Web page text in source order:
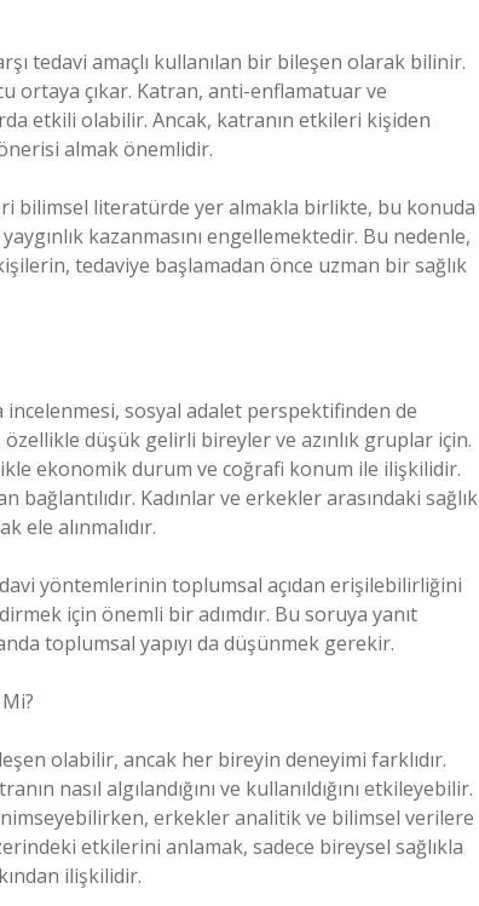
tedavi amaçlı kullanılan bir bileşen olarak bilinir.
ortaya çıkar. Katran, anti-enflamatuar ve
etkili olabilir. Ancak, katranın etkileri kişiden
almak önemlidir.
bilimsel literatürde yer almakla birlikte, bu konuda
kazanmasını engellemektedir. Bu nedenle,
tedaviye başlamadan önce uzman bir sağlık
sosyal adalet perspektifinden de
düşük gelirli bireyler ve azınlık gruplar için.
ekonomik durum ve coğrafi konum ile ilişkilidir.
Kadınlar ve erkekler arasındaki sağlık
ele alınmalıdır.
yöntemlerinin toplumsal açıdan erişilebilirliğini
için önemli bir adımdır. Bu soruya yanıt
toplumsal yapıyı da düşünmek gerekir.
olabilir, ancak her bireyin deneyimi farklıdır.
nasıl algılandığını ve kullanıldığını etkileyebilir.
erkekler analitik ve bilimsel verilere
etkilerini anlamak, sadece bireysel sağlıkla
ilişkilidir.